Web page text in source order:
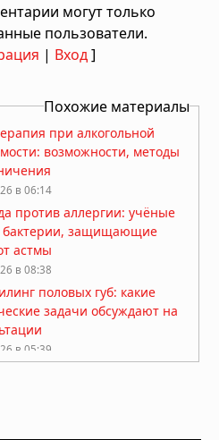
могут только
пользователи.
| Вход]
Похожие материалы
при алкогольной
возможности, методы
в 06:14
против аллергии: учёные
защищающие
астмы
в 08:38
половых губ: какие
задачи обсуждают на
в 05:39
в 06:39